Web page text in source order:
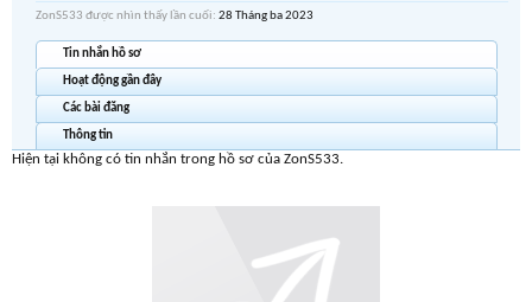
ZonS533 được nhìn thấy lần cuối: 28 Tháng ba 2023
Tin nhắn hồ sơ
Hoạt động gần đây
Các bài đăng
Thông tin
Hiện tại không có tin nhắn trong hồ sơ của ZonS533.